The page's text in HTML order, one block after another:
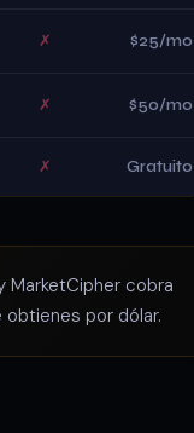
✗ $25/mo
✗ $50/mo
✗ Gratuito
MarketCipher cobra
por dólar.